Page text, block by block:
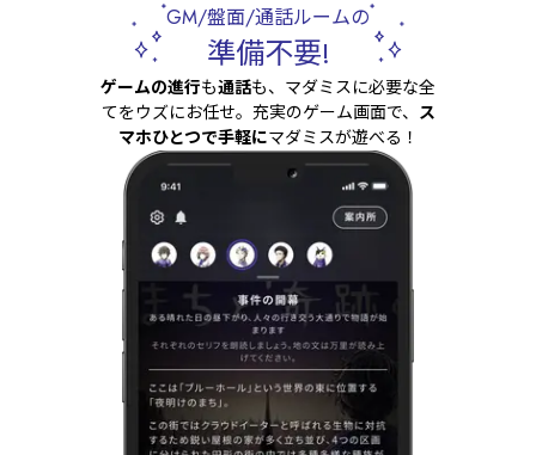
GM/盤面/通話ルームの
準備不要!
ゲームの進行も通話も、マダミスに必要な全
てをウズにお任せ。充実のゲーム画面で、 ス
マホひとつで手軽にマダミスが遊べる！